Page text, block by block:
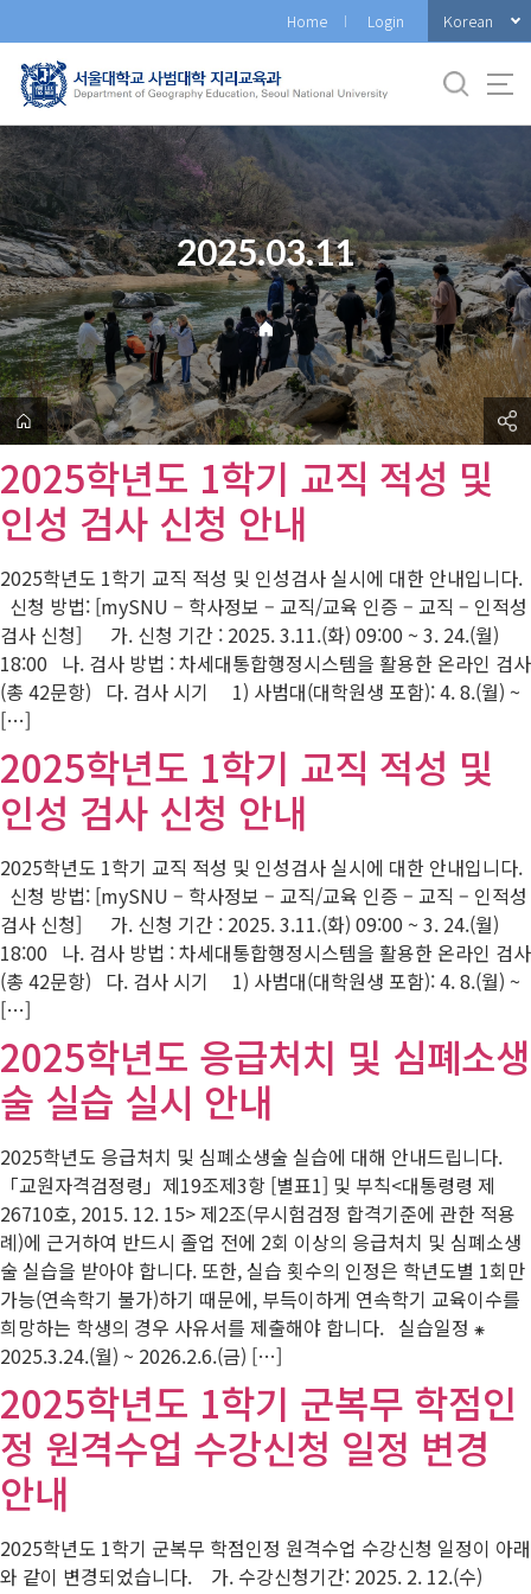
로
메
뉴
Home Login Korean
2025.03.11
2025학년도 1학기 교직 적성 및
인성 검사 신청 안내
2025학년도 1학기 교직 적성 및 인성검사 실시에 대한 안내입니다.
신청 방법: [mySNU – 학사정보 – 교직/교육 인증 – 교직 – 인적성
검사 신청] 가. 신청 기간 : 2025. 3.11.(화) 09:00 ~ 3. 24.(월)
18:00 나. 검사 방법 : 차세대통합행정시스템을 활용한 온라인 검사
(총 42문항) 다. 검사 시기 1) 사범대(대학원생 포함): 4. 8.(월) ~
[…]
2025학년도 1학기 교직 적성 및
인성 검사 신청 안내
2025학년도 1학기 교직 적성 및 인성검사 실시에 대한 안내입니다.
신청 방법: [mySNU – 학사정보 – 교직/교육 인증 – 교직 – 인적성
검사 신청] 가. 신청 기간 : 2025. 3.11.(화) 09:00 ~ 3. 24.(월)
18:00 나. 검사 방법 : 차세대통합행정시스템을 활용한 온라인 검사
(총 42문항) 다. 검사 시기 1) 사범대(대학원생 포함): 4. 8.(월) ~
[…]
2025학년도 응급처치 및 심폐소생
술 실습 실시 안내
2025학년도 응급처치 및 심폐소생술 실습에 대해 안내드립니다.
「교원자격검정령」제19조제3항 [별표1] 및 부칙<대통령령 제
26710호, 2015. 12. 15> 제2조(무시험검정 합격기준에 관한 적용
례)에 근거하여 반드시 졸업 전에 2회 이상의 응급처치 및 심폐소생
술 실습을 받아야 합니다. 또한, 실습 횟수의 인정은 학년도별 1회만
가능(연속학기 불가)하기 때문에, 부득이하게 연속학기 교육이수를
희망하는 학생의 경우 사유서를 제출해야 합니다. 실습일정 ⁕
2025.3.24.(월) ~ 2026.2.6.(금) […]
2025학년도 1학기 군복무 학점인
정 원격수업 수강신청 일정 변경
안내
2025학년도 1학기 군복무 학점인정 원격수업 수강신청 일정이 아래
와 같이 변경되었습니다. 가. 수강신청기간: 2025. 2. 12.(수)